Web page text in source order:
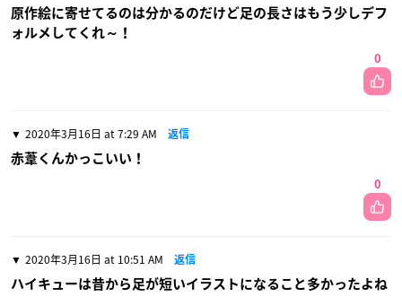
原作絵に寄せてるのは分かるのだけど足の長さはもう少しデフ
ォルメしてくれ～！
0
2020年3月16日 at 7:29 AM 返信
赤葦くんかっこいい！
0
2020年3月16日 at 10:51 AM 返信
ハイキューは昔から足が短いイラストになること多かったよね